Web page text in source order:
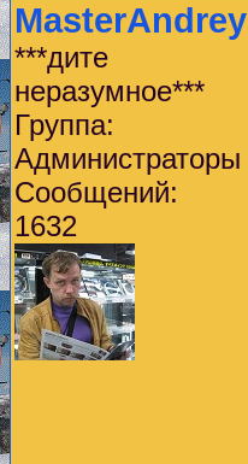
MasterAndrey
***дите
неразумное***
Группа:
Администраторы
Сообщений:
1632